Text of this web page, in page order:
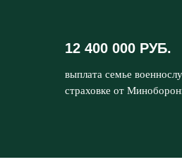
12 400 000 РУБ.
выплата семье
страховке от